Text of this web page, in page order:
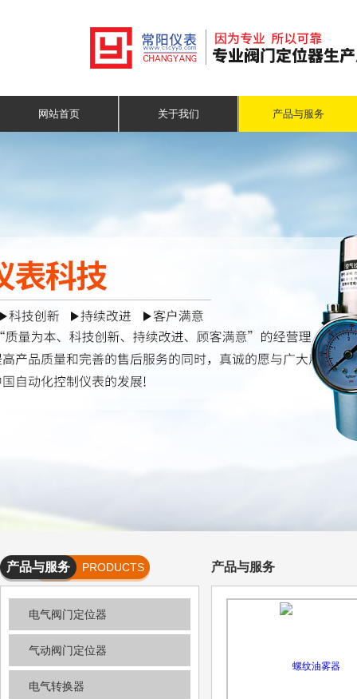
网站首页 关于我们 产品与服务
产品与服务
PRODUCTS
SERVICES
电气阀门定位器
气动阀门定位器
电气转换器
产品与服务